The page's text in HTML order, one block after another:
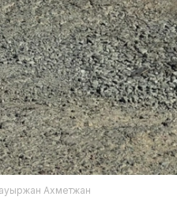
Ахметжан